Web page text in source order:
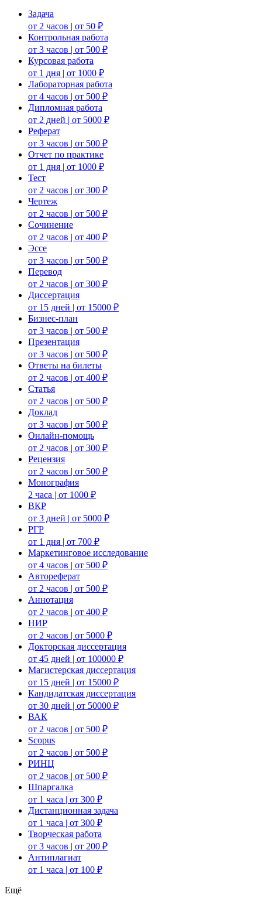
Задача
от 2 часов | от 50 ₽
Контрольная работа
от 3 часов | от 500 ₽
Курсовая работа
от 1 дня | от 1000 ₽
Лабораторная работа
от 4 часов | от 500 ₽
Дипломная работа
от 2 дней | от 5000 ₽
Реферат
от 3 часов | от 500 ₽
Отчет по практике
от 1 дня | от 1000 ₽
Тест
от 2 часов | от 300 ₽
Чертеж
от 2 часов | от 500 ₽
Сочинение
от 2 часов | от 400 ₽
Эссе
от 3 часов | от 500 ₽
Перевод
от 2 часов | от 300 ₽
Диссертация
от 15 дней | от 15000 ₽
Бизнес-план
от 3 часов | от 500 ₽
Презентация
от 3 часов | от 500 ₽
Ответы на билеты
от 2 часов | от 400 ₽
Статья
от 2 часов | от 500 ₽
Доклад
от 3 часов | от 500 ₽
Онлайн-помощь
от 2 часов | от 300 ₽
Рецензия
от 2 часов | от 500 ₽
Монография
2 часа | от 1000 ₽
ВКР
от 3 дней | от 5000 ₽
РГР
от 1 дня | от 700 ₽
Маркетинговое исследование
от 4 часов | от 500 ₽
Автореферат
от 2 часов | от 500 ₽
Аннотация
от 2 часов | от 400 ₽
НИР
от 2 часов | от 5000 ₽
Докторская диссертация
от 45 дней | от 100000 ₽
Магистерская диссертация
от 15 дней | от 15000 ₽
Кандидатская диссертация
от 30 дней | от 50000 ₽
ВАК
от 2 часов | от 500 ₽
Scopus
от 2 часов | от 500 ₽
РИНЦ
от 2 часов | от 500 ₽
Шпаргалка
от 1 часа | от 300 ₽
Дистанционная задача
от 1 часа | от 300 ₽
Творческая работа
от 3 часов | от 200 ₽
Антиплагиат
от 1 часа | от 100 ₽
Ещё